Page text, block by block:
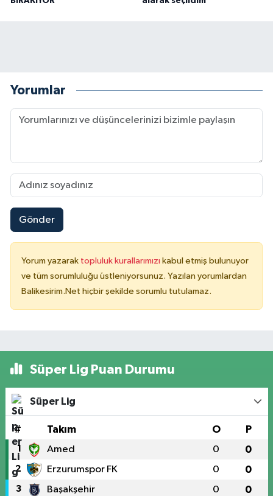
Yorumlar
Gönder
Yorum yazarak topluluk kurallarımızı kabul etmiş bulunuyor
ve tüm sorumluluğu üstleniyorsunuz. Yazılan yorumlardan
Balikesirim.Net hiçbir şekilde sorumlu tutulamaz.
Süper Lig Puan Durumu
Süper Lig
# Takım O P
1 Amed 0 0
2 Erzurumspor FK 0 0
3 Başakşehir 0 0